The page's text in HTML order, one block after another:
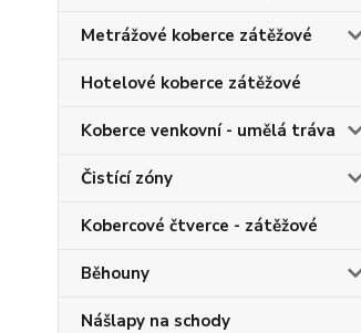
Metrážové koberce zátěžové
Hotelové koberce zátěžové
Koberce venkovní - umělá tráva
Čistící zóny
Kobercové čtverce - zátěžové
Běhouny
Nášlapy na schody